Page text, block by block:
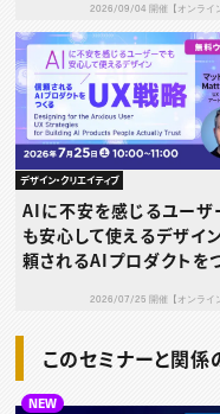
2026/09/04 開催【オンライ
デザイン・クリエイティブ
AIに不安を感じるユーザ
も安心して使えるデザイ
頼されるAIプロダクトを
2026/07/25 開催【オンライ
このセミナーと関
NEW